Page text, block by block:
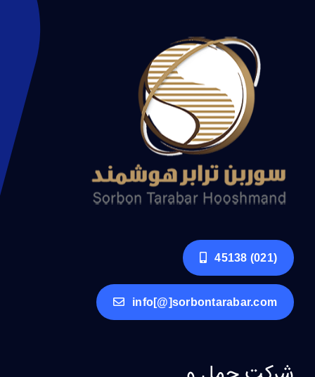
(021) 45138
info[@]sorbontarabar.com